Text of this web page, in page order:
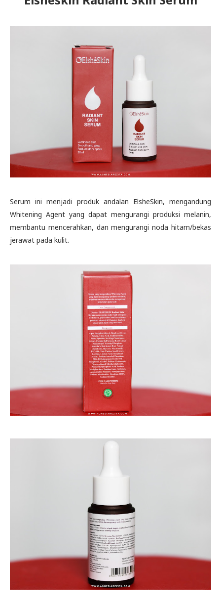
Serum ini menjadi produk andalan ElsheSkin, mengandung
Whitening Agent yang dapat mengurangi produksi melanin,
membantu mencerahkan, dan mengurangi noda hitam/bekas
jerawat pada kulit.